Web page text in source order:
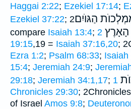
Haggai 2:22; Ezekiel 17:14;
Ezekiel 37:22; הַגּוֺיִם2Chronicles 20:6,
compare Isaiah 13:4; הָאָרֶץ 2 Kings
19:15,19 = Isaiah 37:16,20;
Ezra 1:2; Psalm 68:33; Isaiah
15:4; Jeremiah 24:9;
29:18; Jeremiah 34:1,17; 1
Chronicles 29:30;
of Israel Amos 9:8;